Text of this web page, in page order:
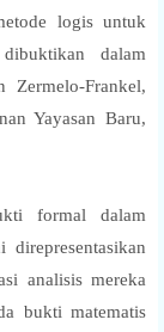
logis untuk
dalam
Frankel,
Yayasan Baru,
formal dalam
analisis mereka
bukti matematis